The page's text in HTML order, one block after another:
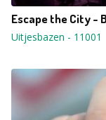
Escape the City -
Uitjesbazen - 11001